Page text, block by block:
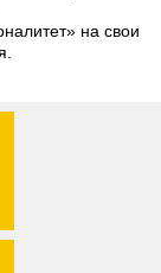
на свои